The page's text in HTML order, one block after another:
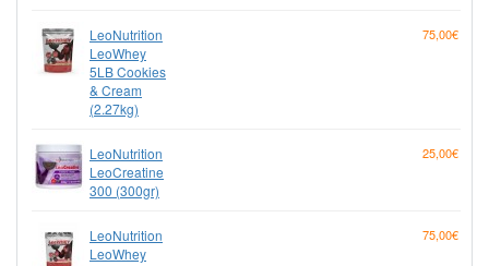
LeoNutrition
LeoWhey
5LB Cookies
& Cream
(2.27kg)
75,00€
LeoNutrition
LeoCreatine
300 (300gr)
25,00€
LeoNutrition
LeoWhey
75,00€